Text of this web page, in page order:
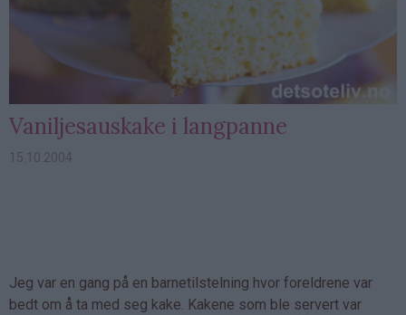
Vaniljesauskake i langpanne
15.10.2004
Jeg var en gang på en barnetilstelning hvor foreldrene var
bedt om å ta med seg kake. Kakene som ble servert var